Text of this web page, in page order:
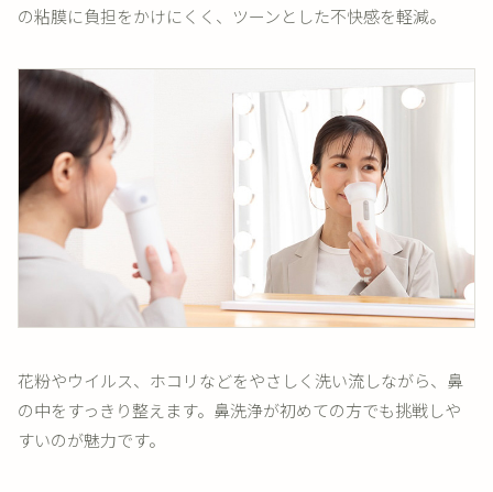
の粘膜に負担をかけにくく、ツーンとした不快感を軽減。
花粉やウイルス、ホコリなどをやさしく洗い流しながら、鼻
の中をすっきり整えます。鼻洗浄が初めての方でも挑戦しや
すいのが魅力です。